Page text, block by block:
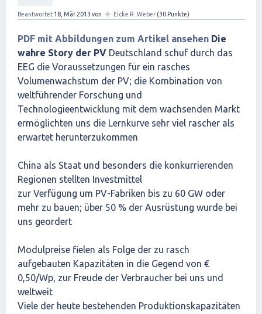
Beantwortet 18, Mär 2013 von ✦ Eicke R. Weber (30 Punkte)
PDF mit Abbildungen zum Artikel ansehen Die
wahre Story der PV Deutschland schuf durch das
EEG die Voraussetzungen für ein rasches
Volumenwachstum der PV; die Kombination von
weltführender Forschung und
Technologieentwicklung mit dem wachsenden Markt
ermöglichten uns die Lernkurve sehr viel rascher als
erwartet herunterzukommen
China als Staat und besonders die konkurrierenden
Regionen stellten Investmittel
zur Verfügung um PV-Fabriken bis zu 60 GW oder
mehr zu bauen; über 50 % der Ausrüstung wurde bei
uns geordert
Modulpreise fielen als Folge der zu rasch
aufgebauten Kapazitäten in die Gegend von €
0,50/Wp, zur Freude der Verbraucher bei uns und
weltweit
Viele der heute bestehenden Produktionskapazitäten